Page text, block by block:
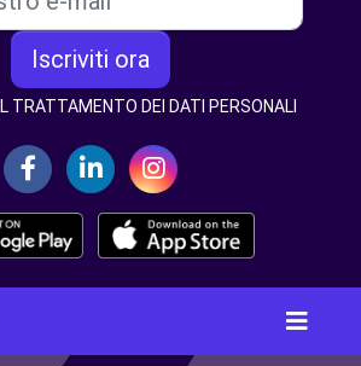
Iscriviti ora
TRATTAMENTO DEI DATI PERSONALI